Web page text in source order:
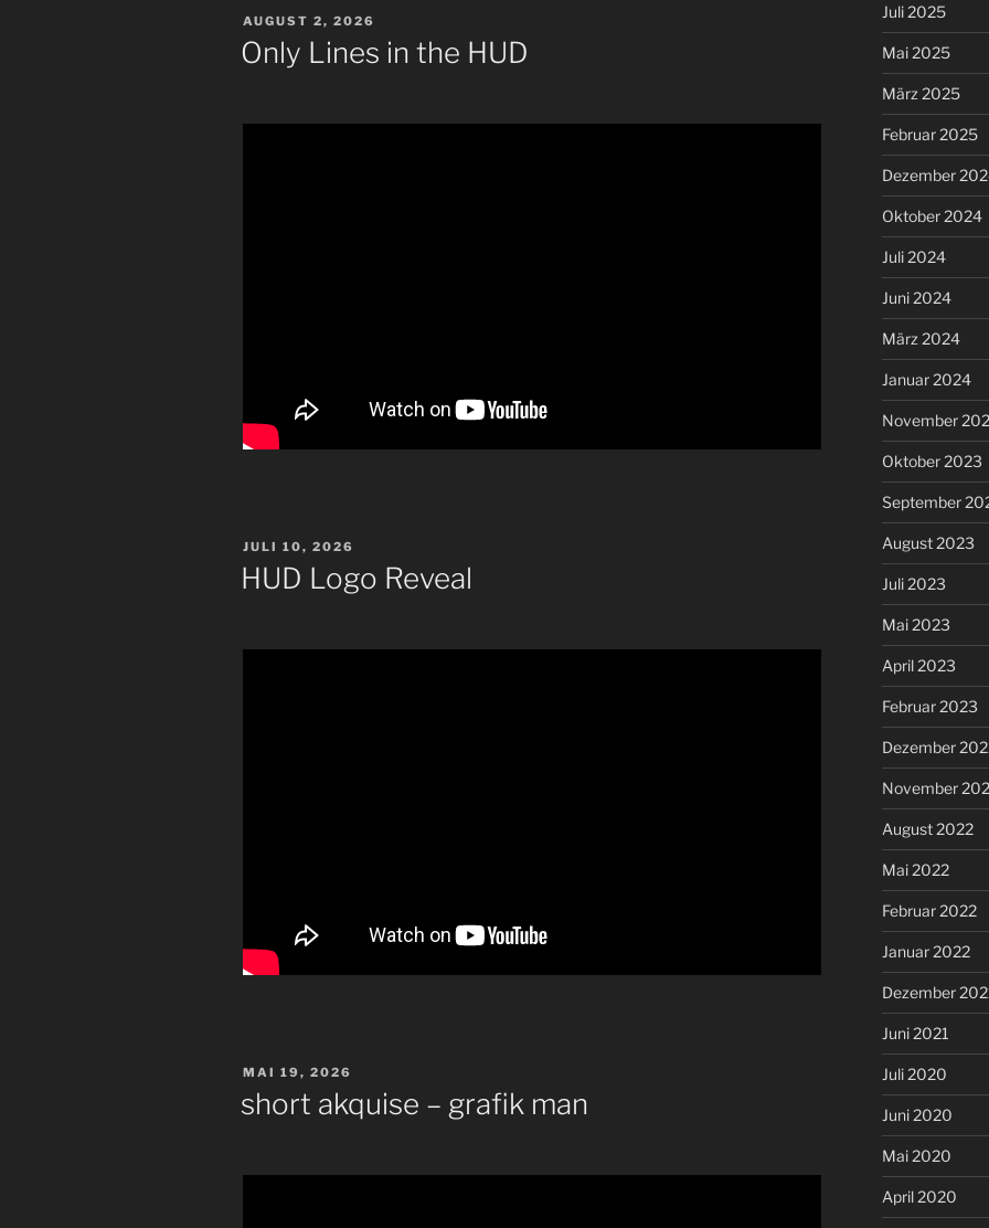
VERÖFFENTLICHT
AM
AUGUST 2, 2026
Only Lines in the HUD
VERÖFFENTLICHT
AM
JULI 10, 2026
HUD Logo Reveal
VERÖFFENTLICHT
AM
MAI 19, 2026
short akquise – grafik man
Juli 2025
Mai 2025
März 2025
Februar 2025
Dezember
Oktober 2024
Juli 2024
Juni 2024
März 2024
Januar 2024
November
Oktober 2023
September
August 2023
Juli 2023
Mai 2023
April 2023
Februar 2023
Dezember
November
August 2022
Mai 2022
Februar 2022
Januar 2022
Dezember
Juni 2021
Juli 2020
Juni 2020
Mai 2020
April 2020